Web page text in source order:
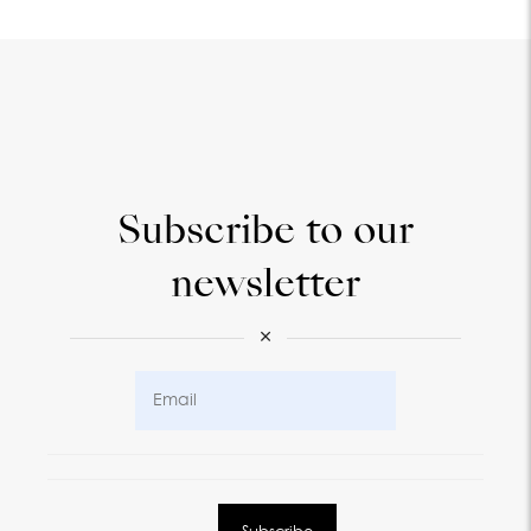
Subscribe to our
newsletter
×